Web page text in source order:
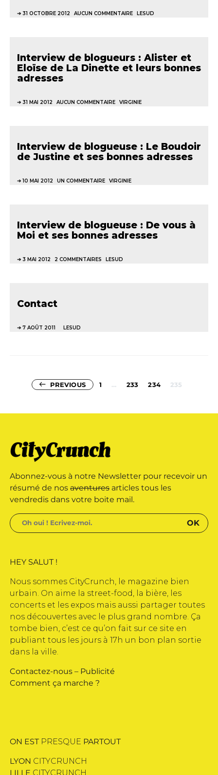
31 OCTOBRE 2012 AUCUN COMMENTAIRE LESUD
Interview de blogueurs : Alister et
Eloïse de La Dinette et leurs bonnes
adresses
31 MAI 2012 AUCUN COMMENTAIRE VIRGINIE
Interview de blogueuse : Le Boudoir
de Justine et ses bonnes adresses
10 MAI 2012 UN COMMENTAIRE VIRGINIE
Interview de blogueuse : De vous à
Moi et ses bonnes adresses
3 MAI 2012 2 COMMENTAIRES LESUD
Contact
7 AOÛT 2011 LESUD
Pagination
publications
PREVIOUS 1 … 233 234 235
Abonnez-vous à notre Newsletter pour recevoir un
résumé de nos aventures articles tous les
vendredis dans votre boite mail.
HEY SALUT !
Nous sommes CityCrunch, le magazine bien
urbain. On aime la street-food, la bière, les
concerts et les expos mais aussi partager toutes
nos découvertes avec le plus grand nombre. Ça
tombe bien, c’est ce qu’on fait sur ce site en
publiant tous les jours à 17h un bon plan sortie
dans la ville.
Contactez-nous – Publicité
Comment ça marche ?
ON EST PRESQUE PARTOUT
LYON CITYCRUNCH
LILLE CITYCRUNCH